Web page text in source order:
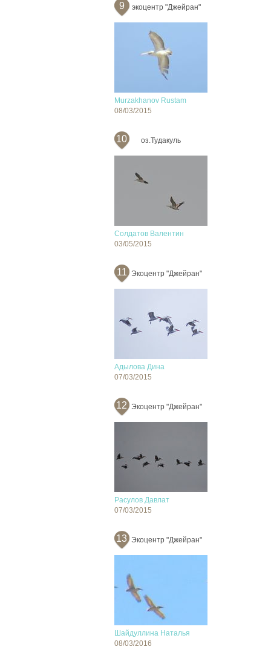
9 экоцентр "Джейран"
Murzakhanov Rustam
08/03/2015
10 оз.Тудакуль
Солдатов Валентин
03/05/2015
11 Экоцентр "Джейран"
Адылова Дина
07/03/2015
12 Экоцентр "Джейран"
Расулов Давлат
07/03/2015
13 Экоцентр "Джейран"
Шайдуллина Наталья
08/03/2016